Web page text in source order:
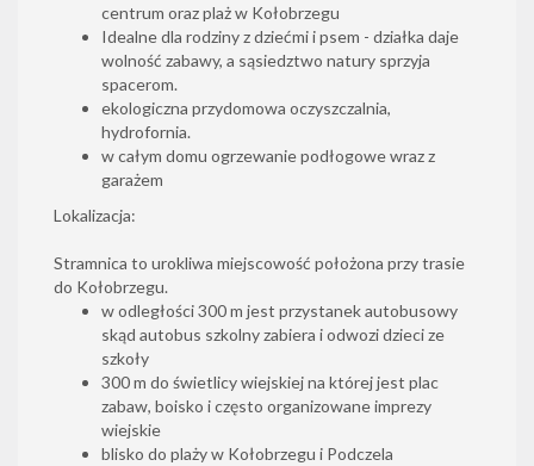
centrum oraz plaż w Kołobrzegu
Idealne dla rodziny z dziećmi i psem - działka daje
wolność zabawy, a sąsiedztwo natury sprzyja
spacerom.
ekologiczna przydomowa oczyszczalnia,
hydrofornia.
w całym domu ogrzewanie podłogowe wraz z
garażem
Lokalizacja:
Stramnica to urokliwa miejscowość położona przy trasie
do Kołobrzegu.
w odległości 300 m jest przystanek autobusowy
skąd autobus szkolny zabiera i odwozi dzieci ze
szkoły
300 m do świetlicy wiejskiej na której jest plac
zabaw, boisko i często organizowane imprezy
wiejskie
blisko do plaży w Kołobrzegu i Podczela